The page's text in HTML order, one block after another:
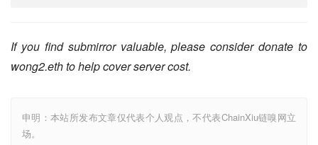
If you find submirror valuable, please consider donate to
wong2.eth to help cover server cost.
申明：本站所发布文章仅代表个人观点，不代表ChainXiu链嗅网立
场。